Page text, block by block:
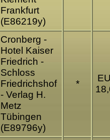
Frankfurt
(E86219y)
Cronberg -
Hotel Kaiser
Friedrich -
Schloss
Friedrichshof
- Verlag H.
Metz
Tübingen
(E89796y)
*